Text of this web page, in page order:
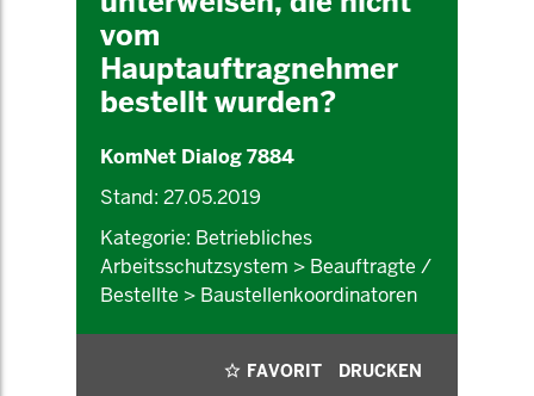
vom
Hauptauftragnehmer
bestellt wurden?
KomNet Dialog 7884
Stand: 27.05.2019
Kategorie: Betriebliches
Arbeitsschutzsystem > Beauftragte /
Bestellte > Baustellenkoordinatoren
FAVORIT DRUCKEN